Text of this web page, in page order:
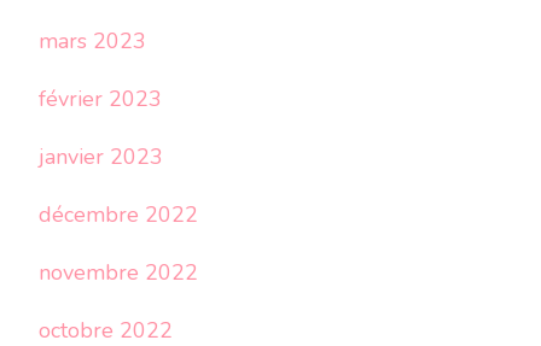
mars 2023
février 2023
janvier 2023
décembre 2022
novembre 2022
octobre 2022